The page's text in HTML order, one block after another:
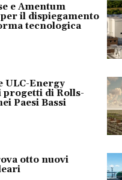
e Amentum
il dispiegamento
tecnologica
ULC-Energy
progetti di Rolls-
Paesi Bassi
otto nuovi